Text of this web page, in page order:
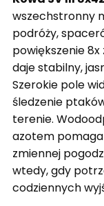
wszechstronny
podróży,
powiększenie
daje stabilny,
Szerokie pole
śledzenie
terenie.
azotem
zmiennej
wtedy, gdy
codziennych